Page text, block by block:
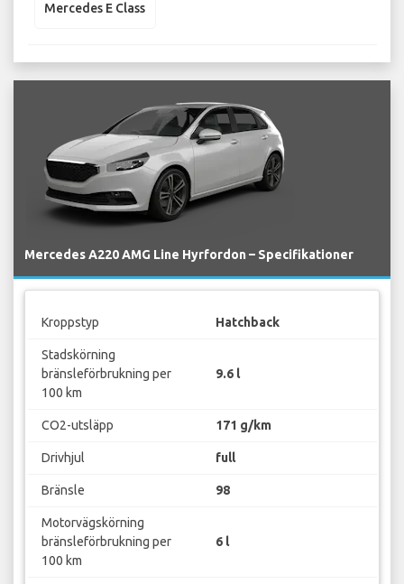
Mercedes E Class
Mercedes A220 AMG Line Hyrfordon – Specifikationer
Kroppstyp Hatchback
Stadskörning
bränsleförbrukning per
100 km
9.6 l
CO2-utsläpp 171 g/km
Drivhjul full
Bränsle 98
Motorvägskörning
bränsleförbrukning per
100 km
6 l